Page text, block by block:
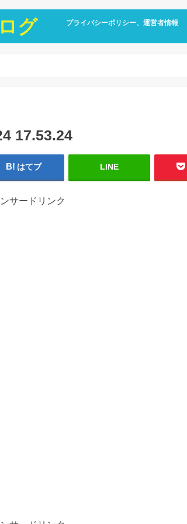
グ プライバシーポリシー、運営者情報
17.53.24
はてブ LINE
サードリンク